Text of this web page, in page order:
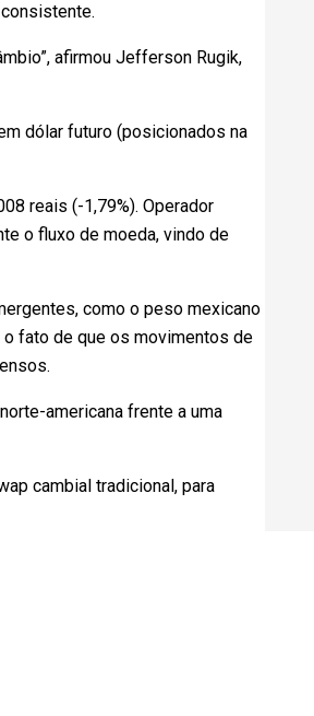
afirmou Jefferson Rugik,
dólar futuro (posicionados na
reais (-1,79%). Operador
o fluxo de moeda, vindo de
como o peso mexicano
o fato de que os movimentos de
americana frente a uma
cambial tradicional, para